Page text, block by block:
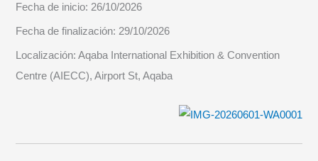
Fecha de inicio: 26/10/2026
Fecha de finalización: 29/10/2026
Localización:Aqaba International Exhibition & Convention
Centre (AIECC), Airport St, Aqaba